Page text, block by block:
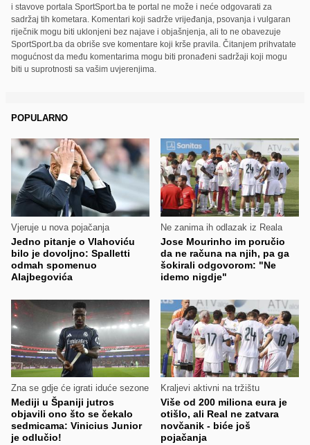
i stavove portala SportSport.ba te portal ne može i neće odgovarati za
sadržaj tih kometara. Komentari koji sadrže vrijeđanja, psovanja i vulgaran
riječnik mogu biti uklonjeni bez najave i objašnjenja, ali to ne obavezuje
SportSport.ba da obriše sve komentare koji krše pravila. Čitanjem prihvatate
mogućnost da među komentarima mogu biti pronađeni sadržaji koji mogu
biti u suprotnosti sa vašim uvjerenjima.
POPULARNO
Vjeruje u nova pojačanja
Jedno pitanje o Vlahoviću
bilo je dovoljno: Spalletti
odmah spomenuo
Alajbegovića
Ne zanima ih odlazak iz Reala
Jose Mourinho im poručio
da ne računa na njih, pa ga
šokirali odgovorom: "Ne
idemo nigdje"
Zna se gdje će igrati iduće sezone
Mediji u Španiji jutros
objavili ono što se čekalo
sedmicama: Vinicius Junior
je odlučio!
Kraljevi aktivni na tržištu
Više od 200 miliona eura je
otišlo, ali Real ne zatvara
novčanik - biće još
pojačanja